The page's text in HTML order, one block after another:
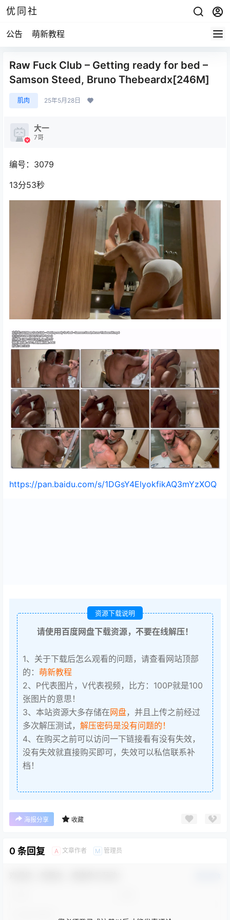
优同社
公告 萌新教程
Raw Fuck Club – Getting ready for bed –
Samson Steed, Bruno Thebeardx[246M]
肌肉 25年5月28日
大一
7哥
编号：3079
13分53秒
https://pan.baidu.com/s/1DGsY4ElyokfikAQ3mYzXOQ
资源下载说明
请使用百度网盘下载资源，不要在线解压！
1、关于下载后怎么观看的问题，请查看网站顶部
的： 萌新教程
2、P代表图片，V代表视频，比方：100P就是100
张图片的意思！
3、本站资源大多存储在网盘，并且上传之前经过
多次解压测试， 解压密码是没有问题的！
4、在购买之前可以访问一下链接看有没有失效，
没有失效就直接购买即可，失效可以私信联系补
档！
海报分享 收藏
0 条回复 A 文章作者 M 管理员